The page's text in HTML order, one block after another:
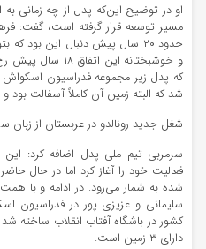
او در توضیح این‌که پدل از چه زمانی
مسیر توسعه قرار گرفته است، گفت:
حدود ۲۰ سال پیش دنبال این بود
و خوشبختانه این
که پدل زیر مجموعه فدراسیون اسکواش
شد که البته زمین آن کاملاً آسفالت بود
شغل جدید رونالدو در عربستان از زبان
شده به شمار می‌رود. در ادامه و
کشور در باشگاه آفتاب انقلاب ساخته شد
دارای ۳ زمین است.